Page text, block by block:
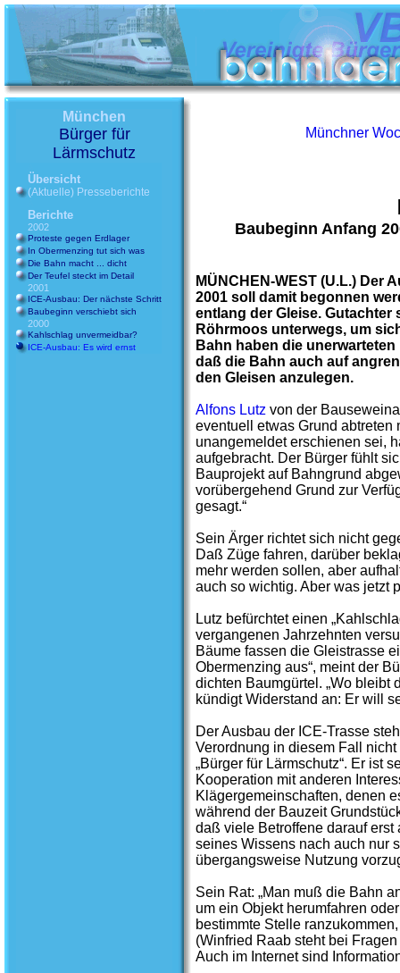
München
Bürger für
Lärmschutz
Übersicht
(Aktuelle) Presseberichte
Berichte
2002
Proteste gegen Erdlager
In Obermenzing tut sich was
Die Bahn macht ... dicht
Der Teufel steckt im Detail
2001
ICE-Ausbau: Der nächste Schritt
Baubeginn verschiebt sich
2000
Kahlschlag unvermeidbar?
ICE-Ausbau: Es wird ernst
Münchner
Baubeginn Anfang
MÜNCHEN-WEST (U.L.) Der
2001 soll damit begonnen
entlang der Gleise. Gutachter
Röhrmoos unterwegs, um
Bahn haben die
daß die Bahn auch auf
den Gleisen anzulegen.
Alfons Lutz von der
eventuell etwas Grund abtreten
unangemeldet erschienen sei,
aufgebracht. Der Bürger fühlt
Bauprojekt auf Bahngrund
vorübergehend Grund zur
gesagt.“
Sein Ärger richtet sich nicht
Daß Züge fahren, darüber
mehr werden sollen, aber
auch so wichtig. Aber was jetzt
Lutz befürchtet einen
vergangenen Jahrzehnten
Bäume fassen die Gleistrasse
Obermenzing aus“, meint der
dichten Baumgürtel. „Wo bleibt
kündigt Widerstand an: Er will
Der Ausbau der ICE-Trasse
Verordnung in diesem Fall
„Bürger für Lärmschutz“. Er ist
Kooperation mit anderen
Klägergemeinschaften, denen
während der Bauzeit
daß viele Betroffene darauf
seines Wissens nach auch nur
übergangsweise Nutzung
Sein Rat: „Man muß die Bahn
um ein Objekt herumfahren
bestimmte Stelle
(Winfried Raab steht bei
Auch im Internet sind